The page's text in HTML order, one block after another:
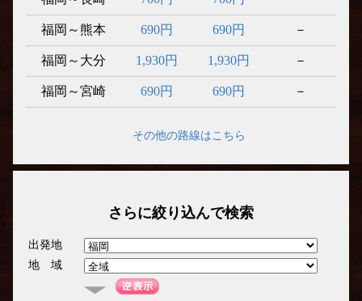
福岡～熊本 690円 690円 －
福岡～大分 1,930円 1,930円 －
福岡～宮崎 690円 690円 －
その他の路線はこちら
さらに絞り込んで検索
出発地
地 域